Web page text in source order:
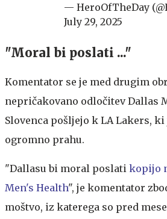
— HeroOfTheDay
July 29, 2025
"Moral bi poslati ..."
Komentator se je med drugim
nepričakovano odločitev Dallas
Slovenca pošljejo k LA Lakers,
ogromno prahu.
"Dallasu bi moral poslati kopijo
Men's Health", je komentator
moštvo, iz katerega so pred